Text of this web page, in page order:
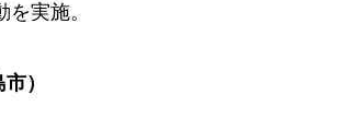
実施。
）